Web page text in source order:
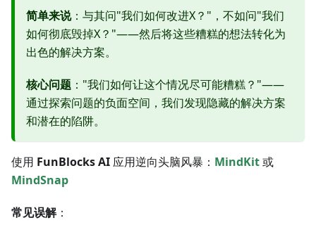
简单来说：与其问"我们如何改进X？"，不如问"我们
如何彻底毁掉X？"——然后将这些糟糕的想法转化为
出色的解决方案。
核心问题 ："我们如何让这个情况尽可能糟糕？"——
通过探索问题的负面空间，我们发现隐藏的解决方案
和潜在的陷阱。
使用 FunBlocks AI 应用逆向头脑风暴： MindKit或
MindSnap
常见误解：